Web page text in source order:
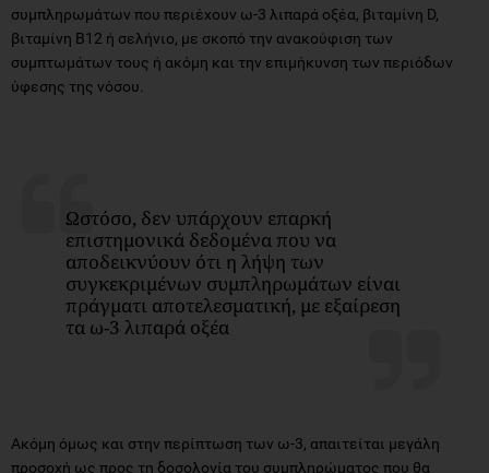
συμπληρωμάτων που περιέχουν ω-3 λιπαρά οξέα, βιταμίνη D,
βιταμίνη B12 ή σελήνιο, με σκοπό την ανακούφιση των
συμπτωμάτων τους ή ακόμη και την επιμήκυνση των περιόδων
ύφεσης της νόσου.
Ωστόσο, δεν υπάρχουν επαρκή
επιστημονικά δεδομένα που να
αποδεικνύουν ότι η λήψη των
συγκεκριμένων συμπληρωμάτων είναι
πράγματι αποτελεσματική, με εξαίρεση
τα ω-3 λιπαρά οξέα
Ακόμη όμως και στην περίπτωση των ω-3, απαιτείται μεγάλη
προσοχή ως προς τη δοσολογία του συμπληρώματος που θα